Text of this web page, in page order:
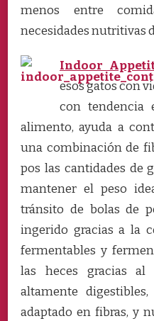
menos entre
necesidades nutritivas
Indoor
esos gatos con
con tendencia
alimento, ayuda a
una combinación de
pos las cantidades de
mantener el peso
tránsito de bolas de
ingerido gracias a la
fermentables y
las heces gracias al
altamente
adaptado en fibras, y